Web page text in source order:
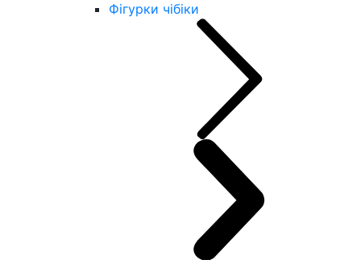
Фігурки чібіки